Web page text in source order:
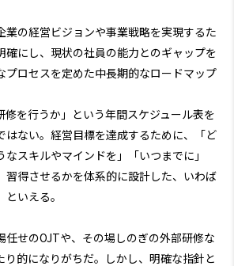
業の経営ビジョンや事業戦略を実現するた
確にし、現状の社員の能力とのギャップを
プロセスを定めた中長期的なロードマップ
修を行うか」という年間スケジュール表を
はない。経営目標を達成するために、「ど
スキルやマインドを」「いつまでに」
習得させるかを体系的に設計した、いわば
といえる。
任せのOJTや、その場しのぎの外部研修な
り的になりがちだ。しかし、明確な指針と